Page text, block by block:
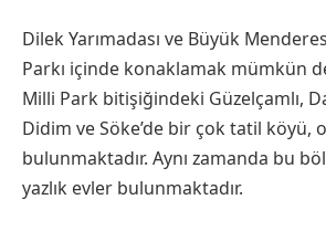
Dilek Yarımadası ve Büyük
Parkı içinde konaklamak mümkün
Milli Park bitişiğindeki Güzelçamlı,
Didim ve Söke’de bir çok tatil köyü,
bulunmaktadır. Aynı zamanda bu
yazlık evler bulunmaktadır.